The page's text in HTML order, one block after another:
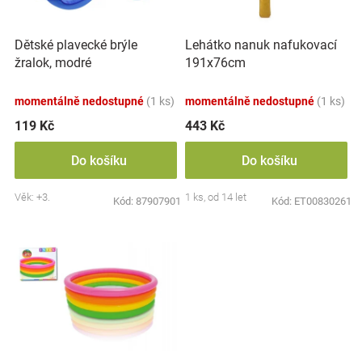
Blog
Hračkářství
Přihlášení
ůo
d
u
t
ů
Dětské plavecké brýle
žralok, modré
momentálně nedostupné (1 ks)
119 Kč
Do košíku
Věk: +3. Kód: 87907901
Lehátko nanuk nafukovací
191x76cm
momentálně nedostupné (1 ks)
443 Kč
Do košíku
1 ks, od 14 let Kód: ET00830261